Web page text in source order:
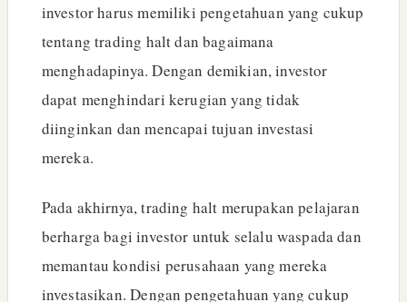
investor harus memiliki pengetahuan yang cukup
tentang trading halt dan bagaimana
menghadapinya. Dengan demikian, investor
dapat menghindari kerugian yang tidak
diinginkan dan mencapai tujuan investasi
mereka.
Pada akhirnya, trading halt merupakan pelajaran
berharga bagi investor untuk selalu waspada dan
memantau kondisi perusahaan yang mereka
investasikan. Dengan pengetahuan yang cukup